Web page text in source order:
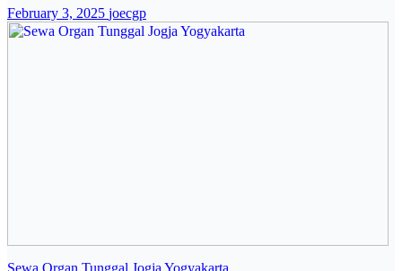
February 3, 2025 joecgp
Sewa Organ Tunggal Jogja Yogyakarta